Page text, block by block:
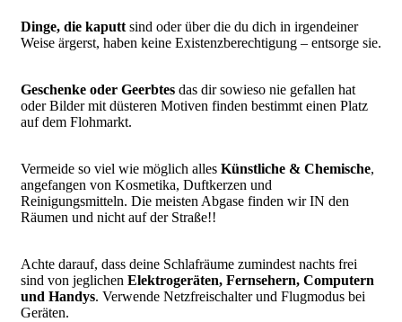
Dinge, die kaputt sind oder über die du dich in irgendeiner
Weise ärgerst, haben keine Existenzberechtigung – entsorge sie.
Geschenke oder Geerbtes das dir sowieso nie gefallen hat
oder Bilder mit düsteren Motiven finden bestimmt einen Platz
auf dem Flohmarkt.
Vermeide so viel wie möglich alles Künstliche & Chemische,
angefangen von Kosmetika, Duftkerzen und
Reinigungsmitteln. Die meisten Abgase finden wir IN den
Räumen und nicht auf der Straße!!
Achte darauf, dass deine Schlafräume zumindest nachts frei
sind von jeglichen Elektrogeräten, Fernsehern, Computern
und Handys. Verwende Netzfreischalter und Flugmodus bei
Geräten.